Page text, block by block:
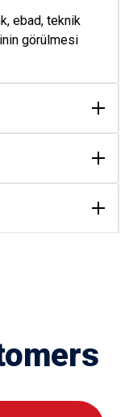
ebad, teknik
görülmesi